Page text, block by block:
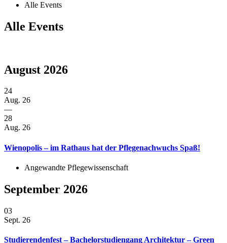
Alle Events
Alle Events
August 2026
24
Aug. 26
—
28
Aug. 26
Wienopolis – im Rathaus hat der Pflegenachwuchs Spaß!
Angewandte Pflegewissenschaft
September 2026
03
Sept. 26
Studierendenfest – Bachelorstudiengang Architektur – Green